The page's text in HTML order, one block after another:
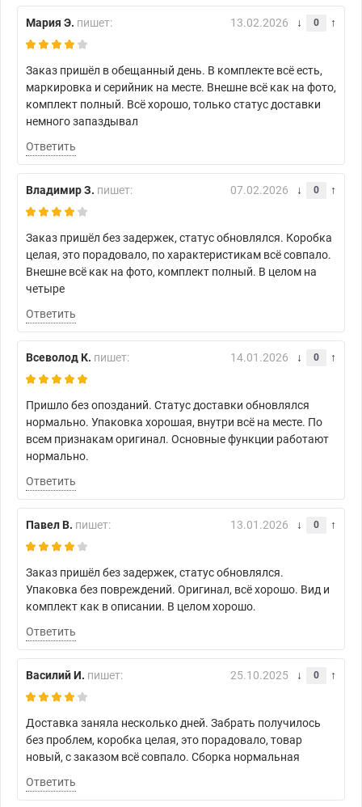
Мария Э. пишет: 13.02.2026 0
Заказ пришёл в обещанный день. В комплекте всё есть,
маркировка и серийник на месте. Внешне всё как на фото,
комплект полный. Всё хорошо, только статус доставки
немного запаздывал
Ответить
Владимир З. пишет: 07.02.2026 0
Заказ пришёл без задержек, статус обновлялся. Коробка
целая, это порадовало, по характеристикам всё совпало.
Внешне всё как на фото, комплект полный. В целом на
четыре
Ответить
Всеволод К. пишет: 14.01.2026 0
Пришло без опозданий. Статус доставки обновлялся
нормально. Упаковка хорошая, внутри всё на месте. По
всем признакам оригинал. Основные функции работают
нормально.
Ответить
Павел В. пишет: 13.01.2026 0
Заказ пришёл без задержек, статус обновлялся.
Упаковка без повреждений. Оригинал, всё хорошо. Вид и
комплект как в описании. В целом хорошо.
Ответить
Василий И. пишет: 25.10.2025 0
Доставка заняла несколько дней. Забрать получилось
без проблем, коробка целая, это порадовало, товар
новый, с заказом всё совпало. Сборка нормальная
Ответить